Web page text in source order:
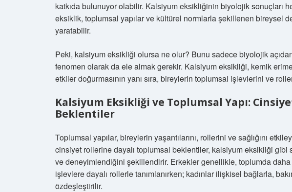
katkıda bulunuyor olabilir. Kalsiyum eksikliğinin biyolojik sonuçları
eksiklik, toplumsal yapılar ve kültürel normlarla şekillenen bireysel
yaratabilir.
Peki, kalsiyum eksikliği olursa ne olur? Bunu sadece biyolojik
fenomen olarak da ele almak gerekir. Kalsiyum eksikliği, kemik
etkiler doğurmasının yanı sıra, bireylerin toplumsal işlevlerini ve
Kalsiyum Eksikliği ve Toplumsal Yapı:
Beklentiler
Toplumsal yapılar, bireylerin yaşantılarını, rollerini ve sağlığını
cinsiyet rollerine dayalı toplumsal beklentiler, kalsiyum eksikliği gibi
ve deneyimlendiğini şekillendirir. Erkekler genellikle, toplumda daha
işlevlere dayalı rollerle tanımlanırken; kadınlar ilişkisel bağlarla,
özdeşleştirilir.